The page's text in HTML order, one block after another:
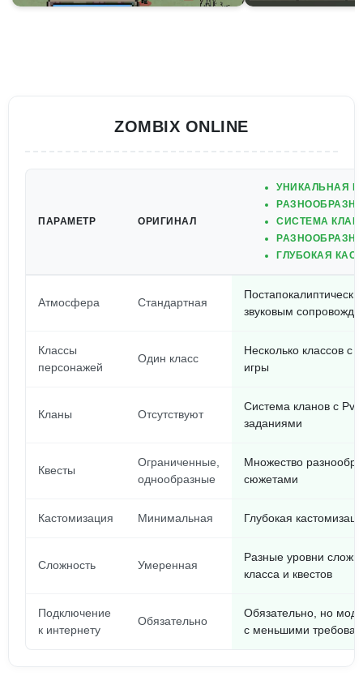
ZOMBIX ONLINE
ПАРАМЕТР ОРИГИНАЛ
УНИКАЛЬНАЯ
СИСТЕМА
ГЛУБОКАЯ
Атмосфера Стандартная
звуковым
Классы
персонажей
Один класс
Несколько классов с
игры
Кланы Отсутствуют
Система кланов с
заданиями
Квесты
Ограниченные,
однообразные
Множество
сюжетами
Кастомизация Минимальная Глубокая
Сложность Умеренная
Разные уровни
класса и квестов
Подключение
к интернету
Обязательно
Обязательно, но мод
с меньшими